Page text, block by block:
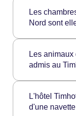
courtoisie
nécessaire
Les
disposent pas
Les
Nord sont
Toutes les
du Nord sont
Les
admis au
Les animaux
admis à
L'hôtel
d'une